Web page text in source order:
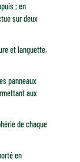
; en
sur deux
et languette,
panneaux
aux
de chaque
en